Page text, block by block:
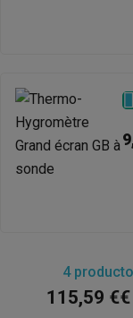
4
115,59 €€